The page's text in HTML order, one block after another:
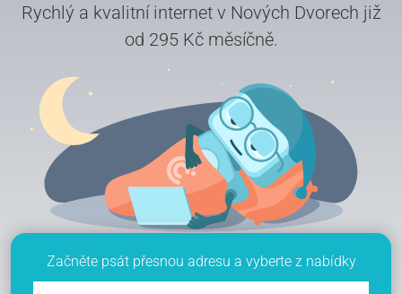
Rychlý a kvalitní internet v Nových Dvorech již
od 295 Kč měsíčně.
Začněte psát přesnou adresu a vyberte z nabídky